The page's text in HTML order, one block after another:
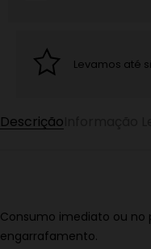
Levamos até
Descrição
Consumo imediato ou no
engarrafamento.